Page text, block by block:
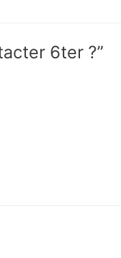
6ter ?”